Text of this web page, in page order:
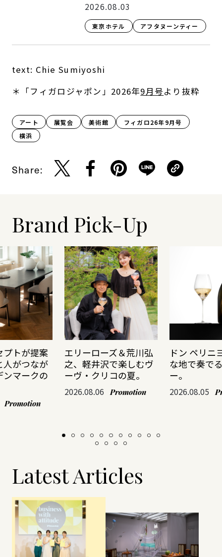
2026.08.03
東京ホテル アフタヌーンティー
text: Chie Sumiyoshi
＊「フィガロジャポン」2026年9月号より抜粋
アート 展覧会 美術館
フィガロ26年9月号
横浜
Share:
Brand Pick-Up
プトが提案
人がつなが
ンマークの
Promotion
エリーローズ＆荒川弘
之、軽井沢で楽しむヴ
ーヴ・クリコの夏。
2026.08.06 Promotion
ドン ペリニ
な地で奏で
ー。
2026.08.05
Latest Articles